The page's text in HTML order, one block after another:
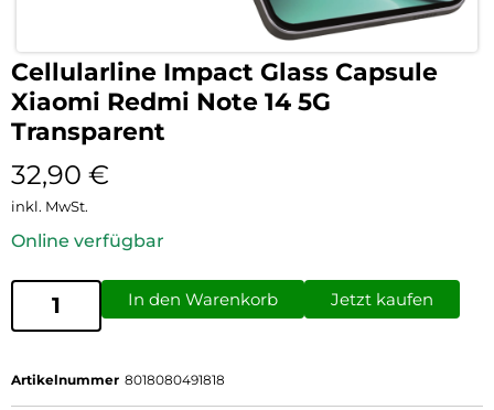
Cellularline Impact Glass Capsule
Xiaomi Redmi Note 14 5G
Transparent
32,90 €
inkl. MwSt.
Online verfügbar
In den Warenkorb Jetzt kaufen
Artikelnummer 8018080491818